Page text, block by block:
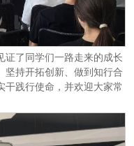
证了同学们一路走来的成长
坚持开拓创新、做到知行合
干践行使命，并欢迎大家常